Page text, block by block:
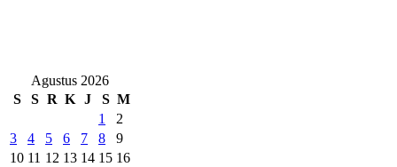
Agustus 2026
S
S R K J S M
1
2
3
4 5 6 7 8
9
10 11 12 13 14 15 16